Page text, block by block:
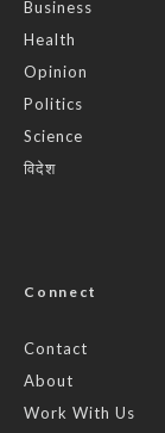
Business
Health
Opinion
Politics
Science
विदेश
Connect
Contact
About
Work With Us